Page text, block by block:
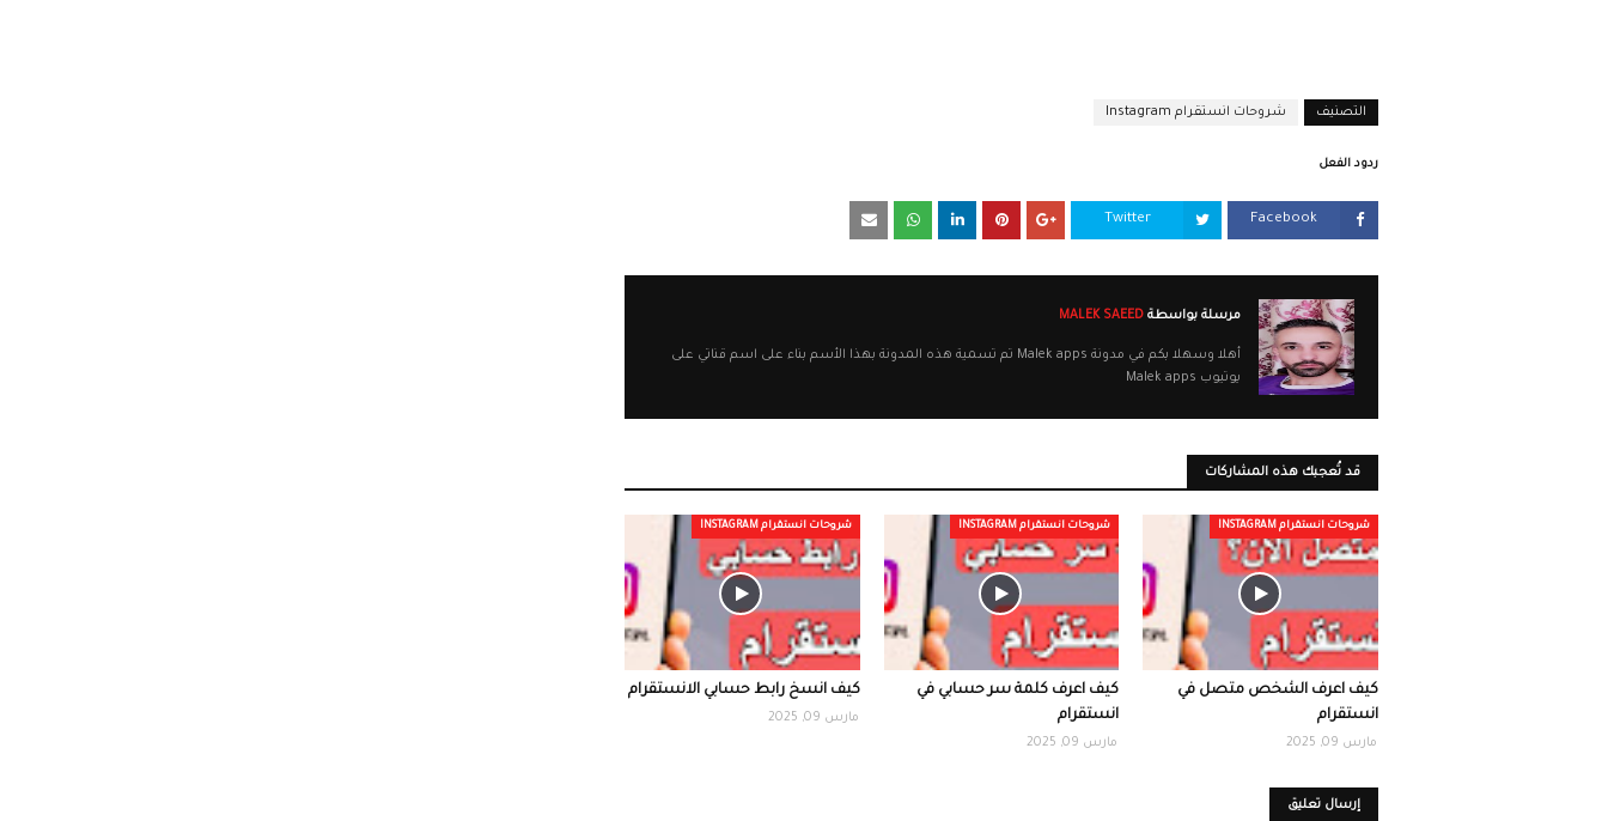
التصنيف شروحات انستقرام Instagram
ردود الفعل
Facebook
Twitter
مرسلة بواسطة
أهلا وسهلا بكم في مدونة Malek apps تم تسمية هذه المدونة بهذا الأسم بناء على اسم قناتي على
يوتيوب Malek apps
قد تُعجبك هذه المشاركات
شروحات انستقرام INSTAGRAM
كيف انسخ رابط حسابي الانستقرام
مارس 09, 2025
شروحات انستقرام INSTAGRAM
كيف اعرف كلمة سر حسابي في
انستقرام
مارس 09, 2025
شروحات انستقرام INSTAGRAM
كيف اعرف الشخص متصل في
انستقرام
مارس 09, 2025
إرسال تعليق